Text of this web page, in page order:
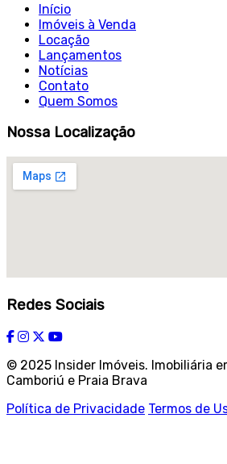
Início
Imóveis à Venda
Locação
Lançamentos
Notícias
Contato
Quem Somos
Nossa Localização
Redes Sociais
© 2025 Insider Imóveis. Imobiliária
Camboriú e Praia Brava
Política de Privacidade Termos de